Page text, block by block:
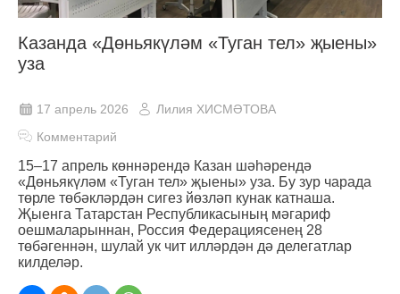
Казанда «Дөньякүләм «Туган тел» җыены»
уза
17 апрель 2026
Лилия ХИСМӘТОВА
Комментарий
15–17 апрель көннәрендә Казан шәһәрендә
«Дөньякүләм «Туган тел» җыены» уза. Бу зур чарада
төрле төбәкләрдән сигез йөзләп кунак катнаша.
Җыенга Татарстан Республикасының мәгариф
оешмаларыннан, Россия Федерациясенең 28
төбәгеннән, шулай ук чит илләрдән дә делегатлар
килделәр.